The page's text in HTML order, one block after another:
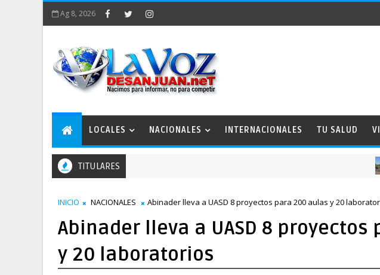
Ag 8, 2026
LOCALES NACIONALES INTERNACIONALES TU SALUD
TITULARES
INICIO NACIONALES Abinader lleva a UASD 8 proyectos para 200 aulas y 20
Abinader lleva a UASD 8 proyectos
y 20 laboratorios